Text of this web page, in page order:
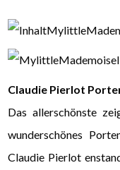
Claudie Pierlot
Das allerschönste
wunderschönes
Claudie Pierlot